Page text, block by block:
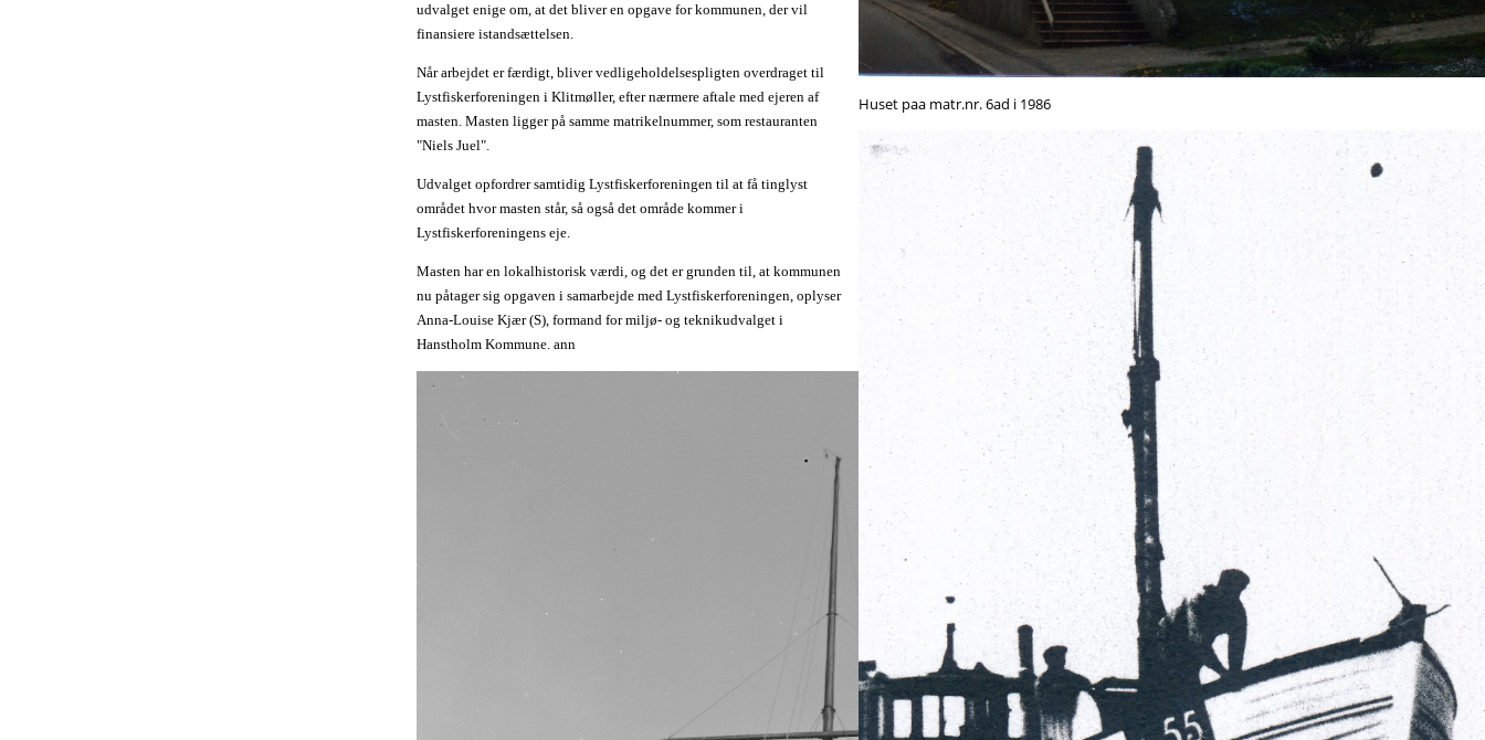
udvalget enige om, at det bliver en opgave for kommunen, der vil
finansiere istandsættelsen.
Når arbejdet er færdigt, bliver vedligeholdelsespligten overdraget til
Lystfiskerforeningen i Klitmøller, efter nærmere aftale med ejeren af
masten. Masten ligger på samme matrikelnummer, som restauranten
"Niels Juel".
Udvalget opfordrer samtidig Lystfiskerforeningen til at få tinglyst
området hvor masten står, så også det område kommer i
Lystfiskerforeningens eje.
Masten har en lokalhistorisk værdi, og det er grunden til, at kommunen
nu påtager sig opgaven i samarbejde med Lystfiskerforeningen, oplyser
Anna-Louise Kjær (S), formand for miljø- og teknikudvalget i
Hanstholm Kommune. ann
Huset paa matr.nr. 6ad i 1986